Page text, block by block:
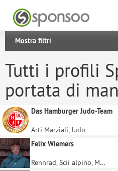
Mostra filtri
Tutti i profili
portata di
Das Hamburger Judo-Team
Arti Marziali, Judo
Felix Wiemers
Rennrad, Scii alpino, Mountainbike, Geräteturnen, Freestyle-Skiing